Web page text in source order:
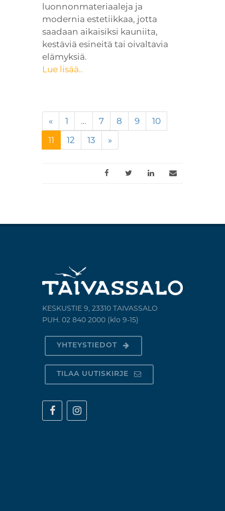
luonnonmateriaaleja ja
modernia estetiikkaa, jotta
saadaan aikaisiksi kauniita,
kestäviä esineitä tai oivaltavia
elämyksiä.
Lue lisää..
« 1 … 7 8 9
10
11 (nykyinen)
12 13 »
KESKUSTIE 9, 23310 TAIVASSALO
PUH. 02 840 2000 (klo 9-15)
YHTEYSTIEDOT
TILAA UUTISKIRJE